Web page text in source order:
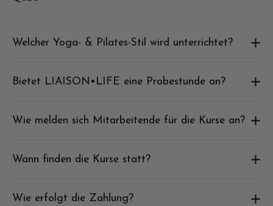
Welcher Yoga- & Pilates-Stil wird unterrichtet?
Bietet LIAISON•LIFE eine Probestunde an?
Wie melden sich Mitarbeitende für die Kurse an?
Wann finden die Kurse statt?
Wie erfolgt die Zahlung?